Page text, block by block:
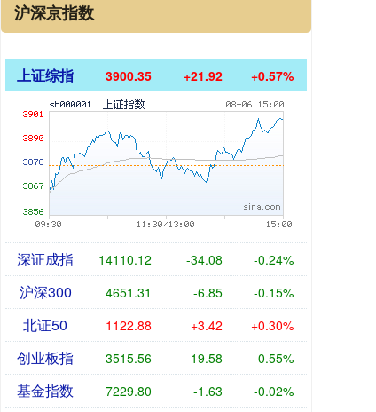
沪深京指数
上证综指 3900.35 +21.92 +0.57%
深证成指 14110.12 -34.08 -0.24%
沪深300 4651.31 -6.85 -0.15%
北证50 1122.88 +3.42 +0.30%
创业板指 3515.56 -19.58 -0.55%
基金指数 7229.80 -1.63 -0.02%